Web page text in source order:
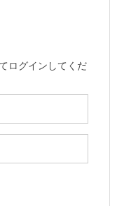
ログインしてくだ